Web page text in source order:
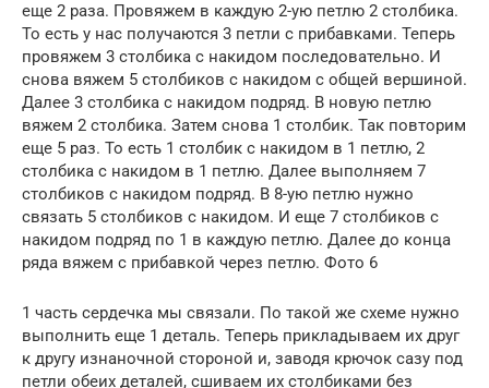
еще 2 раза. Провяжем в каждую 2-ую петлю 2 столбика.
То есть у нас получаются 3 петли с прибавками. Теперь
провяжем 3 столбика с накидом последовательно. И
снова вяжем 5 столбиков с накидом с общей вершиной.
Далее 3 столбика с накидом подряд. В новую петлю
вяжем 2 столбика. Затем снова 1 столбик. Так повторим
еще 5 раз. То есть 1 столбик с накидом в 1 петлю, 2
столбика с накидом в 1 петлю. Далее выполняем 7
столбиков с накидом подряд. В 8-ую петлю нужно
связать 5 столбиков с накидом. И еще 7 столбиков с
накидом подряд по 1 в каждую петлю. Далее до конца
ряда вяжем с прибавкой через петлю. Фото 6
1 часть сердечка мы связали. По такой же схеме нужно
выполнить еще 1 деталь. Теперь прикладываем их друг
к другу изнаночной стороной и, заводя крючок сазу под
петли обеих деталей, сшиваем их столбиками без